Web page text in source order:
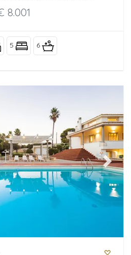
8.001
5 6
Next